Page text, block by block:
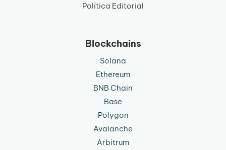
Política Editorial
Blockchains
Solana
Ethereum
BNB Chain
Base
Polygon
Avalanche
Arbitrum